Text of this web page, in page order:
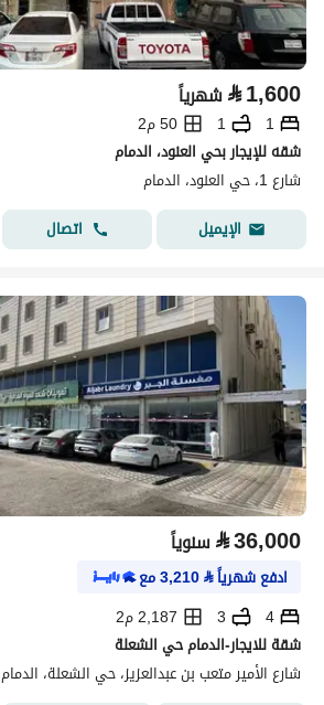
⃁1,600 شهرياً
1
1
50 م2
شقه للإيجار بحي العنود، الدمام
شارع 1، حي العنود، الدمام
الإيميل
اتصال
⃁36,000 سنوياً
ادفع شهرياً⃁
3,210مع
4
3
2,187 م2
شقة للايجار-الدمام حي الشعلة
شارع الأمير متعب بن عبدالعزيز، حي الشعلة، الدمام